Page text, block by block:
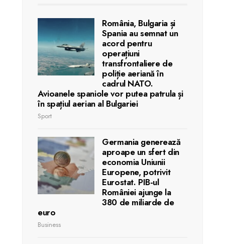
România, Bulgaria și
Spania au semnat un
acord pentru
operațiuni
transfrontaliere de
poliție aeriană în
cadrul NATO.
Avioanele spaniole vor putea patrula și
în spațiul aerian al Bulgariei
Sport
Germania generează
aproape un sfert din
economia Uniunii
Europene, potrivit
Eurostat. PIB-ul
României ajunge la
380 de miliarde de
euro
Business